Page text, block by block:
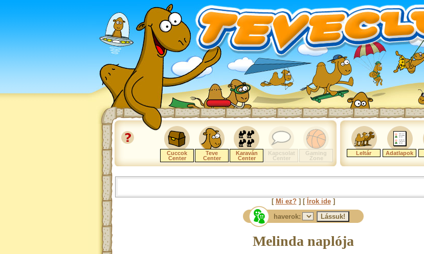
Cuccok
Center
Teve
Center
Karaván
Center
Kapcsolat
Center
Gaming
Zone
Leltár Adatlapok
[ Mi ez?] [ Írok ide]
haverok:
Melinda naplója